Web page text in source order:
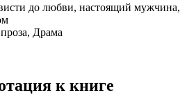
до любви, настоящий мужчина,
Драма
к книге